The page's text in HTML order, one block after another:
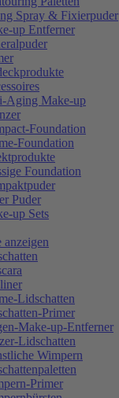
Spray & Fixierpuder
up Entferner
Aging Make-up
Foundation
Foundation
Foundation
Puder
up Sets
anzeigen
Lidschatten
Primer
Make-up-Entferner
Lidschatten
Wimpern
Primer